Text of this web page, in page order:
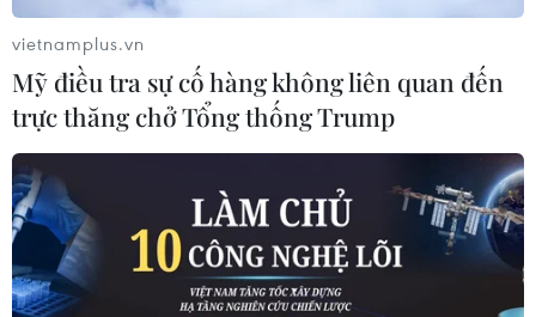
thông qua các tác phẩm của Người.
vietnamplus.vn
Mỹ điều tra sự cố hàng không liên quan đến
trực thăng chở Tổng thống Trump